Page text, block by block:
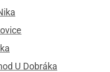
U Dobráka